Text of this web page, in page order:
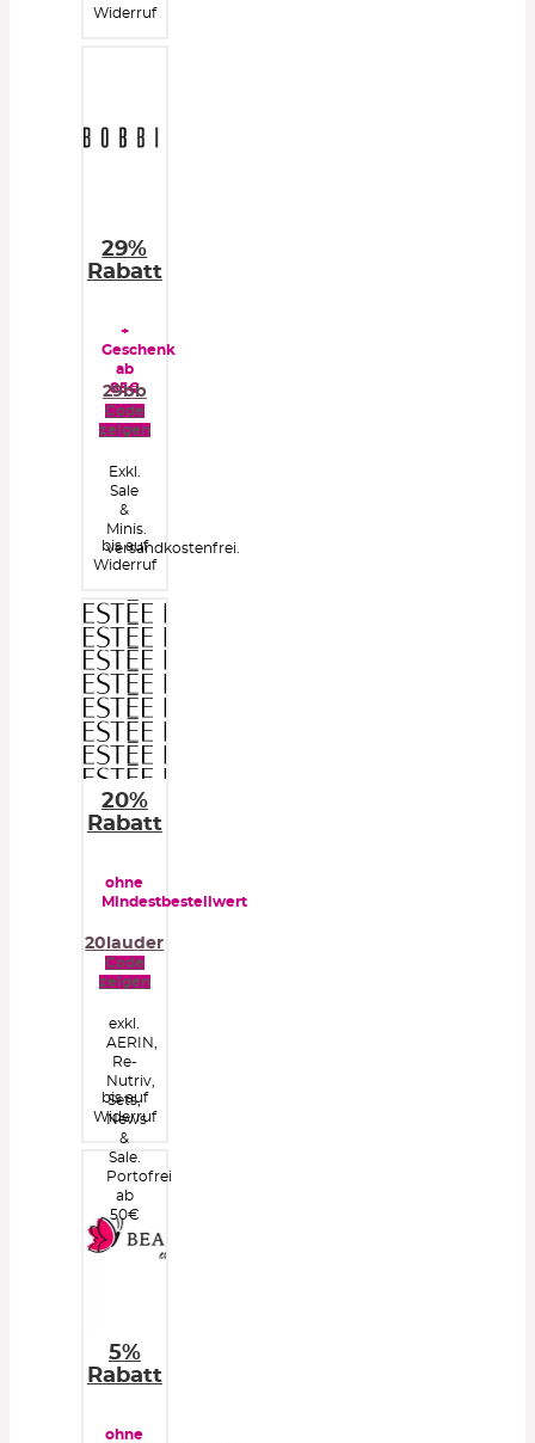
Widerruf
29%
Rabatt
+
Geschenk
ab
85€
29bb
Code
zeigen
Exkl.
Sale
&
Minis.
versandkostenfrei.
bis auf
Widerruf
20%
Rabatt
ohne
Mindestbestellwert
20lauder
Code
zeigen
exkl.
AERIN,
Re-
Nutriv,
Sets,
News
&
Sale.
Portofrei
ab
50€
bis auf
Widerruf
5%
Rabatt
ohne